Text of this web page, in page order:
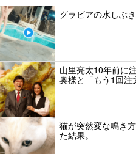
グラビアの水しぶ
山里亮太10年前に
奥様と「もう1回注
猫が突然変な鳴き
た結果。